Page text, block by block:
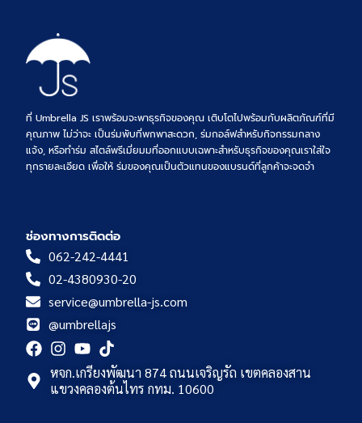
ที่ Umbrella JS เราพร้อมจะพาธุรกิจของคุณ เติบโตไปพร้อมกับผลิตภัณฑ์ที่มี
คุณภาพ ไม่ว่าจะ เป็นร่มพับที่พกพาสะดวก, ร่มกอล์ฟสำหรับกิจกรรมกลาง
แจ้ง, หรือทำร่ม สไตล์พรีเมี่ยมมที่ออกแบบเฉพาะสำหรับธุรกิจของคุณเราใส่ใจ
ทุกรายละเอียด เพื่อให้ ร่มของคุณเป็นตัวแทนของแบรนด์ที่ลูกค้าจะจดจำ
ช่องทางการติดต่อ
062-242-4441
02-4380930-20
service@umbrella-js.com
@umbrellajs
หจก.เกรียงพัฒนา 874 ถนนเจริญรัถ เขตคลองสาน
แขวงคลองต้นไทร กทม. 10600